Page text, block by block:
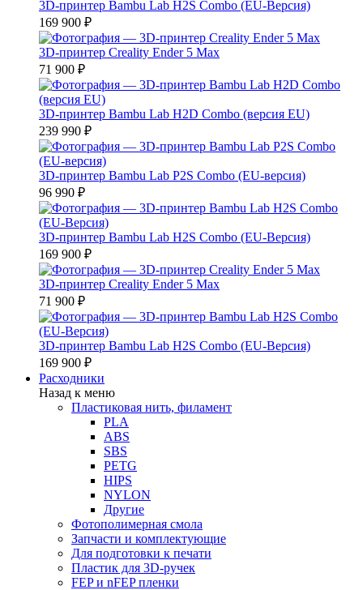
3D-принтер Bambu Lab H2S Combo (EU-Версия)
169 900 ₽
3D-принтер Creality Ender 5 Max
71 900 ₽
3D-принтер Bambu Lab H2D Combo (версия EU)
239 990 ₽
3D-принтер Bambu Lab P2S Combo (EU-версия)
96 990 ₽
3D-принтер Bambu Lab H2S Combo (EU-Версия)
169 900 ₽
3D-принтер Creality Ender 5 Max
71 900 ₽
3D-принтер Bambu Lab H2S Combo (EU-Версия)
169 900 ₽
Расходники
Назад к меню
Пластиковая нить, филамент
PLA
ABS
SBS
PETG
HIPS
NYLON
Другие
Фотополимерная смола
Запчасти и комплектующие
Для подготовки к печати
Пластик для 3D-ручек
FEP и nFEP пленки